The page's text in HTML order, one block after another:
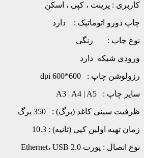
کاربری : پرینت ، کپی ، اسکن
چاپ دورو اتوماتیک : دارد
نوع چاپ : رنگی
ورودی شبکه دارد
رزولوشن چاپ : 600*600 dpi
سایز چاپ : A3 | A4 | A5
ظرفیت سینی کاغذ (برگ) : 350 برگ
زمان تهیه اولین کپی (ثانیه) : 10.3
نوع اتصال : پورت Ethernet، USB 2.0